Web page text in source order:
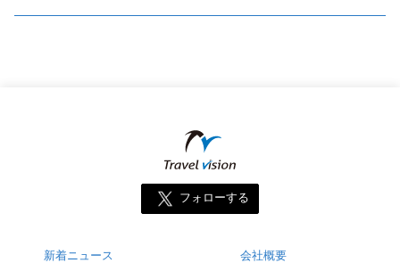
フォローする
新着ニュース
会社概要